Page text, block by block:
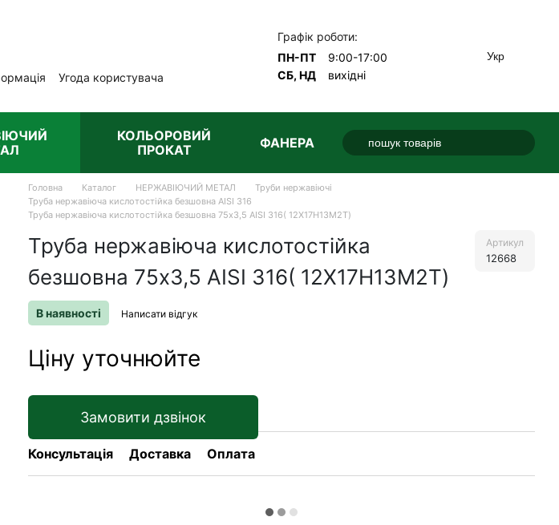
Угода користувача
Графік роботи:
ПН-ПТ
9:00-17:00
СБ, НД
вихідні
Укр
КОЛЬОРОВИЙ
ПРОКАТ
ФАНЕРА
Головна Каталог НЕРЖАВІЮЧИЙ МЕТАЛ
Труби нержавіючі
Труба нержавіюча кислотостійка безшовна AISI 316
Труба нержавіюча кислотостійка безшовна 75х3,5 AISI 316( 12Х17Н13М2Т)
Труба нержавіюча кислотостійка
безшовна 75х3,5 AISI 316( 12Х17Н13М2Т)
Артикул
12668
В наявності Написати відгук
Ціну уточнюйте
Замовити дзвінок
Консультація Доставка Оплата